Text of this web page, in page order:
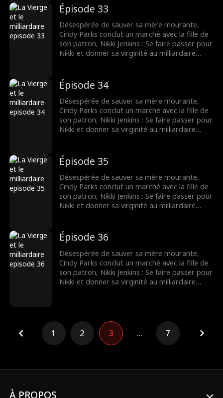
lorsqu’elle tombe malade, Cindy est une fois
de plus obligée de se déguiser et de
remplacer sa mère.
Épisode 33
Désespérée de sauver sa mère mourante,
Cindy Parks conclut un marché avec la fille de
son patron, Nikki Jenkins : Se faire passer pour
Nikki et donner sa virginité au milliardaire
lorsqu’elle tombe malade, Cindy est une fois
de plus obligée de se déguiser et de
remplacer sa mère.
Épisode 34
Désespérée de sauver sa mère mourante,
Cindy Parks conclut un marché avec la fille de
son patron, Nikki Jenkins : Se faire passer pour
Nikki et donner sa virginité au milliardaire
lorsqu’elle tombe malade, Cindy est une fois
de plus obligée de se déguiser et de
remplacer sa mère.
Épisode 35
Désespérée de sauver sa mère mourante,
Cindy Parks conclut un marché avec la fille de
son patron, Nikki Jenkins : Se faire passer pour
Nikki et donner sa virginité au milliardaire
lorsqu’elle tombe malade, Cindy est une fois
de plus obligée de se déguiser et de
remplacer sa mère.
Épisode 36
Désespérée de sauver sa mère mourante,
Cindy Parks conclut un marché avec la fille de
son patron, Nikki Jenkins : Se faire passer pour
Nikki et donner sa virginité au milliardaire
de plus obligée de se déguiser et de
remplacer sa mère.
1 2 3 ... 7
À PROPOS